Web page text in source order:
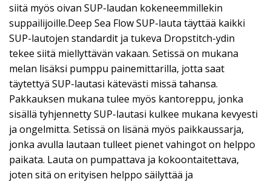
siitä myös oivan SUP-laudan kokeneemmillekin
suppailijoille.Deep Sea Flow SUP-lauta täyttää kaikki
SUP-lautojen standardit ja tukeva Dropstitch-ydin
tekee siitä miellyttävän vakaan. Setissä on mukana
melan lisäksi pumppu painemittarilla, jotta saat
täytettyä SUP-lautasi kätevästi missä tahansa.
Pakkauksen mukana tulee myös kantoreppu, jonka
sisällä tyhjennetty SUP-lautasi kulkee mukana kevyesti
ja ongelmitta. Setissä on lisänä myös paikkaussarja,
jonka avulla lautaan tulleet pienet vahingot on helppo
paikata. Lauta on pumpattava ja kokoontaitettava,
joten sitä on erityisen helppo säilyttää ja